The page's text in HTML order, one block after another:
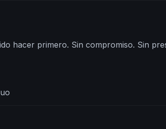
hacer primero. Sin compromiso. Sin